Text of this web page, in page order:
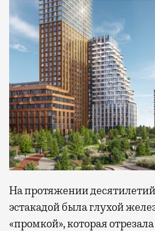
На протяжении
эстакадой была глухой
«промкой», которая